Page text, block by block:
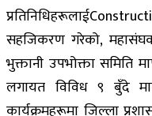
सहजिकरण गरेको,
भुक्तानी उपभोक्ता समिति
लगायत विविध ९ बुँदे
कार्यक्रमहरूमा जिल्ला